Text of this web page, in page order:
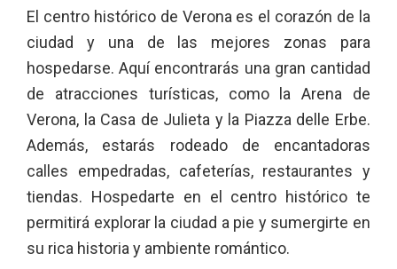
El centro histórico de Verona es el corazón de la
ciudad y una de las mejores zonas para
hospedarse. Aquí encontrarás una gran cantidad
de atracciones turísticas, como la Arena de
Verona, la Casa de Julieta y la Piazza delle Erbe.
Además, estarás rodeado de encantadoras
calles empedradas, cafeterías, restaurantes y
tiendas. Hospedarte en el centro histórico te
permitirá explorar la ciudad a pie y sumergirte en
su rica historia y ambiente romántico.